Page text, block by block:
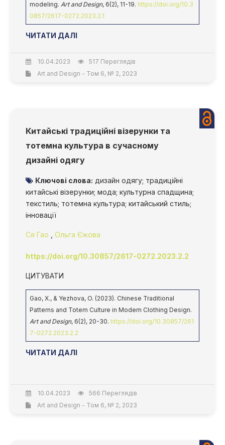
modeling. Art and Design, 6(2), 11-19. https://doi.org/10.3
0857/2617-0272.2023.2.1
ЧИТАТИ ДАЛІ
10.04.2023
517 Переглядів
Art and Design - Том 6, № 2, 2023
Китайські традиційні візерунки та
тотемна культура в сучасному
дизайні одягу
Ключові слова: дизайн одягу; традиційні
китайські візерунки; мода; культурна спадщина;
текстиль; тотемна культура; китайський стиль;
інновації
Ся Гао Ольга Єжова
https://doi.org/10.30857/2617-0272.2023.2.2
ЦИТУВАТИ
Gao, X., & Yezhova, O. (2023). Chinese Traditional
Patterns and Totem Culture in Modern Clothing Design.
Art and Design, 6(2), 20-30. https://doi.org/10.30857/261
7-0272.2023.2.2
ЧИТАТИ ДАЛІ
10.04.2023
566 Переглядів
Art and Design - Том 6, № 2, 2023